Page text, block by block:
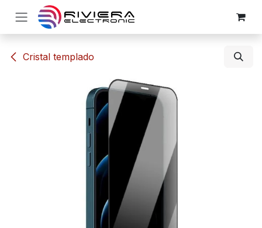
Ir al contenido
​​Cristal templado